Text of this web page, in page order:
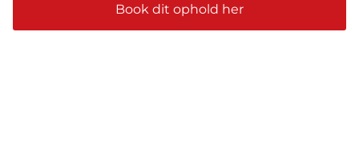
Book dit ophold her